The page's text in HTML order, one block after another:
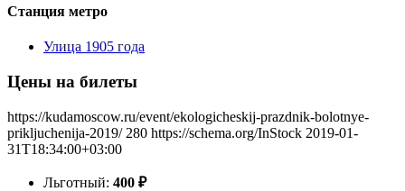
Станция метро
Улица 1905 года
Цены на билеты
https://kudamoscow.ru/event/ekologicheskij-prazdnik-bolotnye-
prikljuchenija-2019/ 280 https://schema.org/InStock 2019-01-
31T18:34:00+03:00
Льготный: 400 ₽